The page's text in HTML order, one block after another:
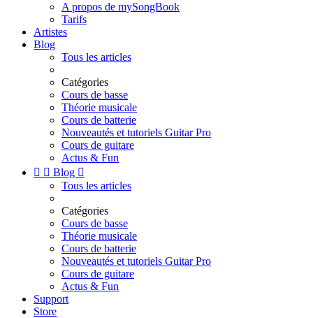
A propos de mySongBook
Tarifs
Artistes
Blog
Tous les articles
Catégories
Cours de basse
Théorie musicale
Cours de batterie
Nouveautés et tutoriels Guitar Pro
Cours de guitare
Actus & Fun
  Blog 
Tous les articles
Catégories
Cours de basse
Théorie musicale
Cours de batterie
Nouveautés et tutoriels Guitar Pro
Cours de guitare
Actus & Fun
Support
Store